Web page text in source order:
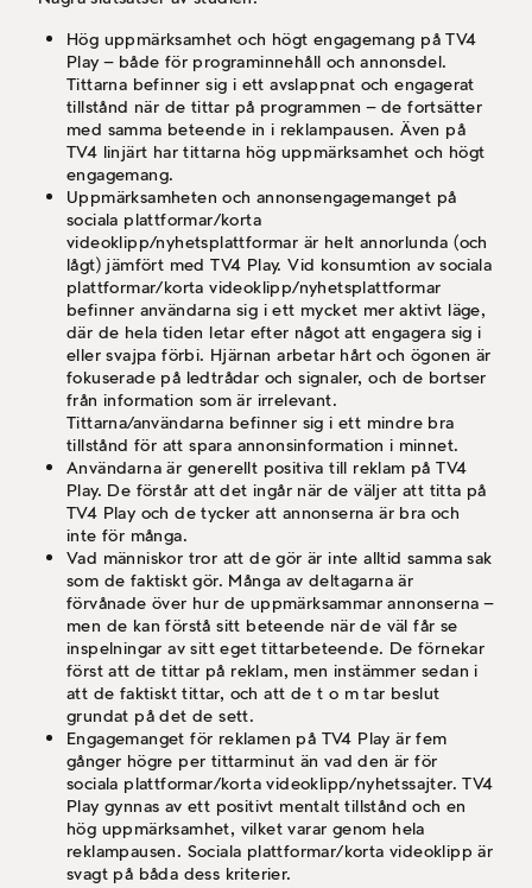
Hög uppmärksamhet och högt engagemang på TV4
Play – både för programinnehåll och annonsdel.
Tittarna befinner sig i ett avslappnat och engagerat
tillstånd när de tittar på programmen – de fortsätter
med samma beteende in i reklampausen. Även på
TV4 linjärt har tittarna hög uppmärksamhet och högt
engagemang.
Uppmärksamheten och annonsengagemanget på
sociala plattformar/korta
videoklipp/nyhetsplattformar är helt annorlunda (och
lågt) jämfört med TV4 Play. Vid konsumtion av sociala
plattformar/korta videoklipp/nyhetsplattformar
befinner användarna sig i ett mycket mer aktivt läge,
där de hela tiden letar efter något att engagera sig i
eller svajpa förbi. Hjärnan arbetar hårt och ögonen är
fokuserade på ledtrådar och signaler, och de bortser
från information som är irrelevant.
Tittarna/användarna befinner sig i ett mindre bra
tillstånd för att spara annonsinformation i minnet.
Användarna är generellt positiva till reklam på TV4
Play. De förstår att det ingår när de väljer att titta på
TV4 Play och de tycker att annonserna är bra och
inte för många.
Vad människor tror att de gör är inte alltid samma sak
som de faktiskt gör. Många av deltagarna är
förvånade över hur de uppmärksammar annonserna –
men de kan förstå sitt beteende när de väl får se
inspelningar av sitt eget tittarbeteende. De förnekar
först att de tittar på reklam, men instämmer sedan i
att de faktiskt tittar, och att de t o m tar beslut
grundat på det de sett.
Engagemanget för reklamen på TV4 Play är fem
gånger högre per tittarminut än vad den är för
sociala plattformar/korta videoklipp/nyhetssajter. TV4
Play gynnas av ett positivt mentalt tillstånd och en
hög uppmärksamhet, vilket varar genom hela
reklampausen. Sociala plattformar/korta videoklipp är
svagt på båda dess kriterier.